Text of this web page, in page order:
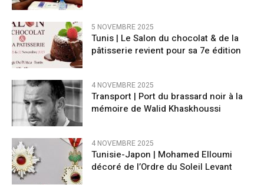
5 NOVEMBRE 2025
Tunis | Le Salon du chocolat & de la
pâtisserie revient pour sa 7e édition
4 NOVEMBRE 2025
Transport | Port du brassard noir à la
mémoire de Walid Khaskhoussi
4 NOVEMBRE 2025
Tunisie-Japon | Mohamed Elloumi
décoré de l’Ordre du Soleil Levant